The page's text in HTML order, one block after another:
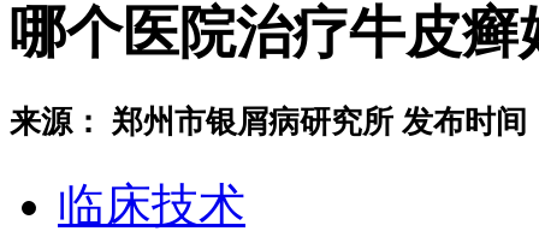
哪个医院治疗牛皮癣
来源： 郑州市银屑病研究所 发布时间
临床技术